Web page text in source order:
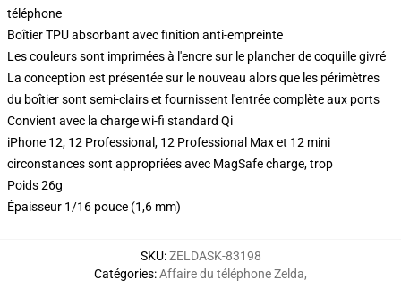
téléphone
Boîtier TPU absorbant avec finition anti-empreinte
Les couleurs sont imprimées à l'encre sur le plancher de coquille givré
La conception est présentée sur le nouveau alors que les périmètres
du boîtier sont semi-clairs et fournissent l'entrée complète aux ports
Convient avec la charge wi-fi standard Qi
iPhone 12, 12 Professional, 12 Professional Max et 12 mini
circonstances sont appropriées avec MagSafe charge, trop
Poids 26g
Épaisseur 1/16 pouce (1,6 mm)
SKU:ZELDASK-83198
Catégories:Affaire du téléphone Zelda,